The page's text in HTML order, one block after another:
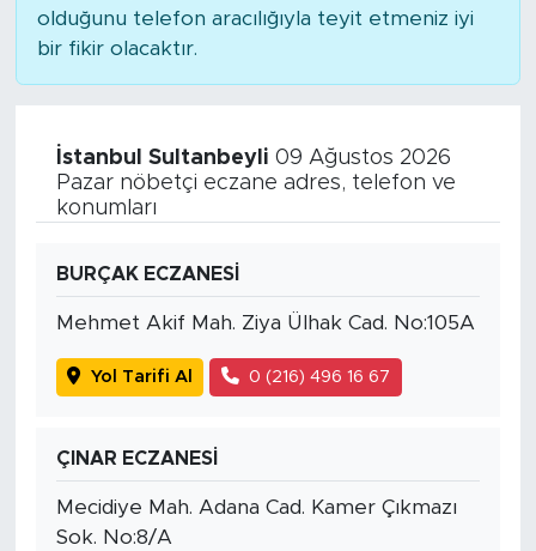
olduğunu telefon aracılığıyla teyit etmeniz iyi
bir fikir olacaktır.
İstanbul Sultanbeyli 09 Ağustos 2026
Pazar nöbetçi eczane adres, telefon ve
konumları
BURÇAK ECZANESİ
Mehmet Akif Mah. Ziya Ülhak Cad. No:105A
Yol Tarifi Al 0 (216) 496 16 67
ÇINAR ECZANESİ
Mecidiye Mah. Adana Cad. Kamer Çıkmazı
Sok. No:8/A